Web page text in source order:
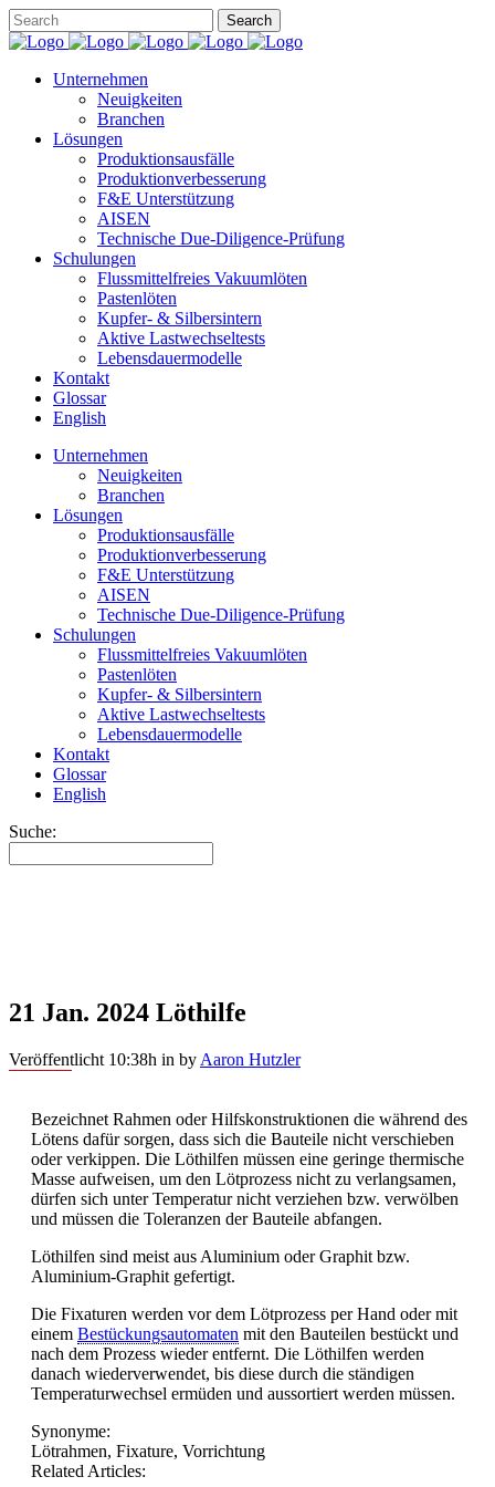
Unternehmen
Neuigkeiten
Branchen
Lösungen
Produktionsausfälle
Produktionverbesserung
F&E Unterstützung
AISEN
Technische Due-Diligence-Prüfung
Schulungen
Flussmittelfreies Vakuumlöten
Pastenlöten
Kupfer- & Silbersintern
Aktive Lastwechseltests
Lebensdauermodelle
Kontakt
Glossar
English
Unternehmen
Neuigkeiten
Branchen
Lösungen
Produktionsausfälle
Produktionverbesserung
F&E Unterstützung
AISEN
Technische Due-Diligence-Prüfung
Schulungen
Flussmittelfreies Vakuumlöten
Pastenlöten
Kupfer- & Silbersintern
Aktive Lastwechseltests
Lebensdauermodelle
Kontakt
Glossar
English
Suche:
21 Jan. 2024 Löthilfe
Veröffentlicht 10:38h in by Aaron Hutzler
Bezeichnet Rahmen oder Hilfskonstruktionen die während des
Lötens dafür sorgen, dass sich die Bauteile nicht verschieben
oder verkippen. Die Löthilfen müssen eine geringe thermische
Masse aufweisen, um den Lötprozess nicht zu verlangsamen,
dürfen sich unter Temperatur nicht verziehen bzw. verwölben
und müssen die Toleranzen der Bauteile abfangen.
Löthilfen sind meist aus Aluminium oder Graphit bzw.
Aluminium-Graphit gefertigt.
Die Fixaturen werden vor dem Lötprozess per Hand oder mit
einem Bestückungsautomaten mit den Bauteilen bestückt und
nach dem Prozess wieder entfernt. Die Löthilfen werden
danach wiederverwendet, bis diese durch die ständigen
Temperaturwechsel ermüden und aussortiert werden müssen.
Synonyme:
Lötrahmen, Fixature, Vorrichtung
Related Articles: